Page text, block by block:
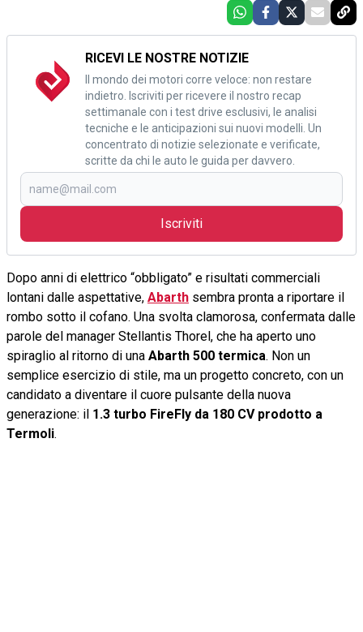
RICEVI LE NOSTRE NOTIZIE
Il mondo dei motori corre veloce: non restare
indietro. Iscriviti per ricevere il nostro recap
settimanale con i test drive esclusivi, le analisi
tecniche e le anticipazioni sui nuovi modelli. Un
concentrato di notizie selezionate e verificate,
scritte da chi le auto le guida per davvero.
Iscriviti
Dopo anni di elettrico “obbligato” e risultati commerciali
lontani dalle aspettative, Abarth sembra pronta a riportare il
rombo sotto il cofano. Una svolta clamorosa, confermata dalle
parole del manager Stellantis Thorel, che ha aperto uno
spiraglio al ritorno di una Abarth 500 termica. Non un
semplice esercizio di stile, ma un progetto concreto, con un
candidato a diventare il cuore pulsante della nuova
generazione: il 1.3 turbo FireFly da 180 CV prodotto a
Termoli.